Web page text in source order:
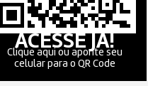
ACESSE JÁ!
Clique aqui ou aponte seu
celular para o QR Code